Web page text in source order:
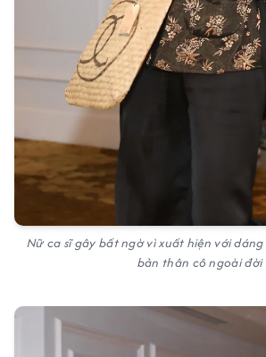
Nữ ca sĩ gây bất ngờ vì xuất hiện với
bản thân cô ngoài đời